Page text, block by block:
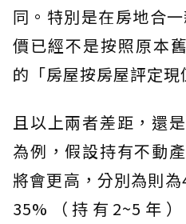
同。特別是在房地合
價已經不是按照原本
的「房屋按房屋評定現
且以上兩者差距，還
為例，假設持有不動
將會更高，分別為則
35%（持有2~5年